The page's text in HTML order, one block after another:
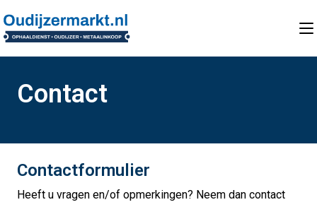
Contact
Contactformulier
Heeft u vragen en/of opmerkingen? Neem dan contact